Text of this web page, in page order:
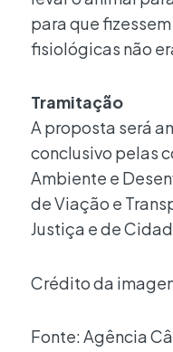
para que
fisiológicas não
Tramitação
A proposta será
conclusivo pelas
Ambiente e
de Viação e
Justiça e de
Crédito da
Fonte: Agência